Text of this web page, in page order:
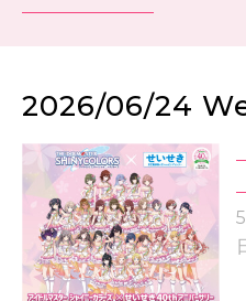
2026/06/24